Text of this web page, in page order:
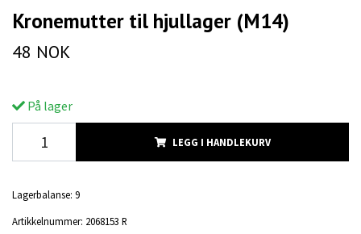
Kronemutter til hjullager (M14)
48 NOK
På lager
LEGG I HANDLEKURV
Lagerbalanse: 9
Artikkelnummer: 2068153 R